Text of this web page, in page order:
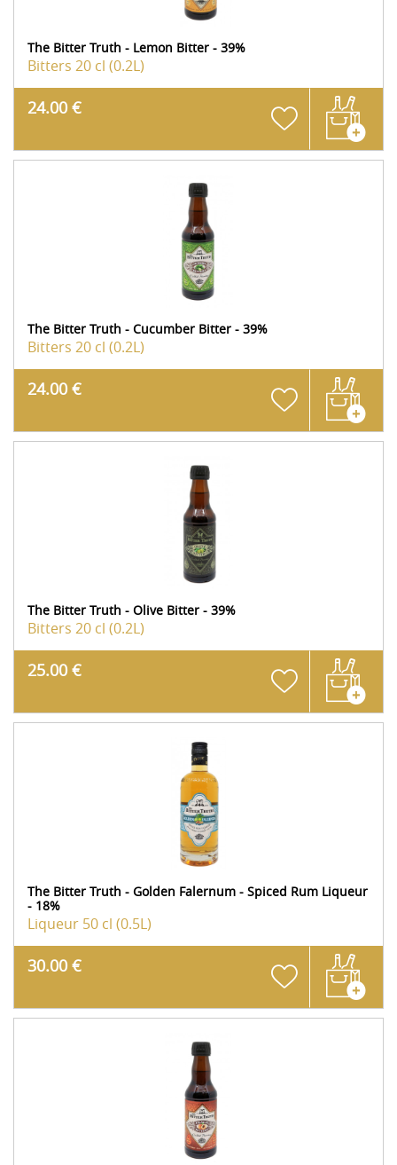
The Bitter Truth - Lemon Bitter - 39%
Bitters 20 cl (0.2L)
24.00 €
The Bitter Truth - Cucumber Bitter - 39%
Bitters 20 cl (0.2L)
24.00 €
The Bitter Truth - Olive Bitter - 39%
Bitters 20 cl (0.2L)
25.00 €
The Bitter Truth - Golden Falernum - Spiced Rum Liqueur
- 18%
Liqueur 50 cl (0.5L)
30.00 €